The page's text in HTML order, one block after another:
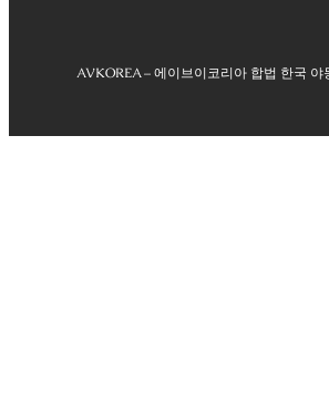
AVKOREA – 에이브이코리아 합법 한국 야